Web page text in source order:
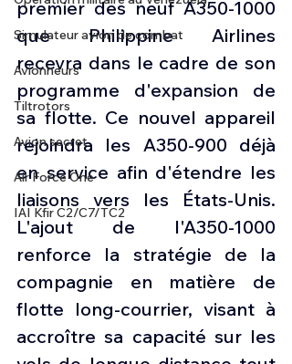
Simulateur avion de combat
Avionneurs
Tiltrotors
Avion secret
Air Force One
IAI Kfir C2/C7/TC2
premier des neuf A350-1000
que Philippine Airlines
recevra dans le cadre de son
programme d'expansion de
sa flotte. Ce nouvel appareil
rejoindra les A350-900 déjà
en service afin d'étendre les
liaisons vers les États-Unis.
L'ajout de l'A350-1000
renforce la stratégie de la
compagnie en matière de
flotte long-courrier, visant à
accroître sa capacité sur les